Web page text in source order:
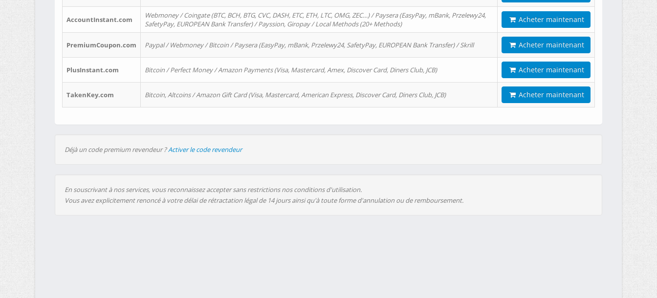
AccountInstant.com
Webmoney / Coingate (BTC, BCH, BTG, CVC, DASH, ETC, ETH, LTC, OMG, ZEC…) / Paysera (EasyPay, mBank, Przelewy24,
SafetyPay, EUROPEAN Bank Transfer) / Payssion, Giropay / Local Methods (20+ Methods)
Acheter maintenant
PremiumCoupon.com Paypal / Webmoney / Bitcoin / Paysera (EasyPay, mBank, Przelewy24, SafetyPay, EUROPEAN Bank Transfer) / Skrill Acheter maintenant
PlusInstant.com Bitcoin / Perfect Money / Amazon Payments (Visa, Mastercard, Amex, Discover Card, Diners Club, JCB) Acheter maintenant
TakenKey.com Bitcoin, Altcoins / Amazon Gift Card (Visa, Mastercard, American Express, Discover Card, Diners Club, JCB) Acheter maintenant
Déjà un code premium revendeur ?Activer le code revendeur
En souscrivant à nos services, vous reconnaissez accepter sans restrictions nos conditions d'utilisation.
Vous avez explicitement renoncé à votre délai de rétractation légal de 14 jours ainsi qu'à toute forme d'annulation ou de remboursement.